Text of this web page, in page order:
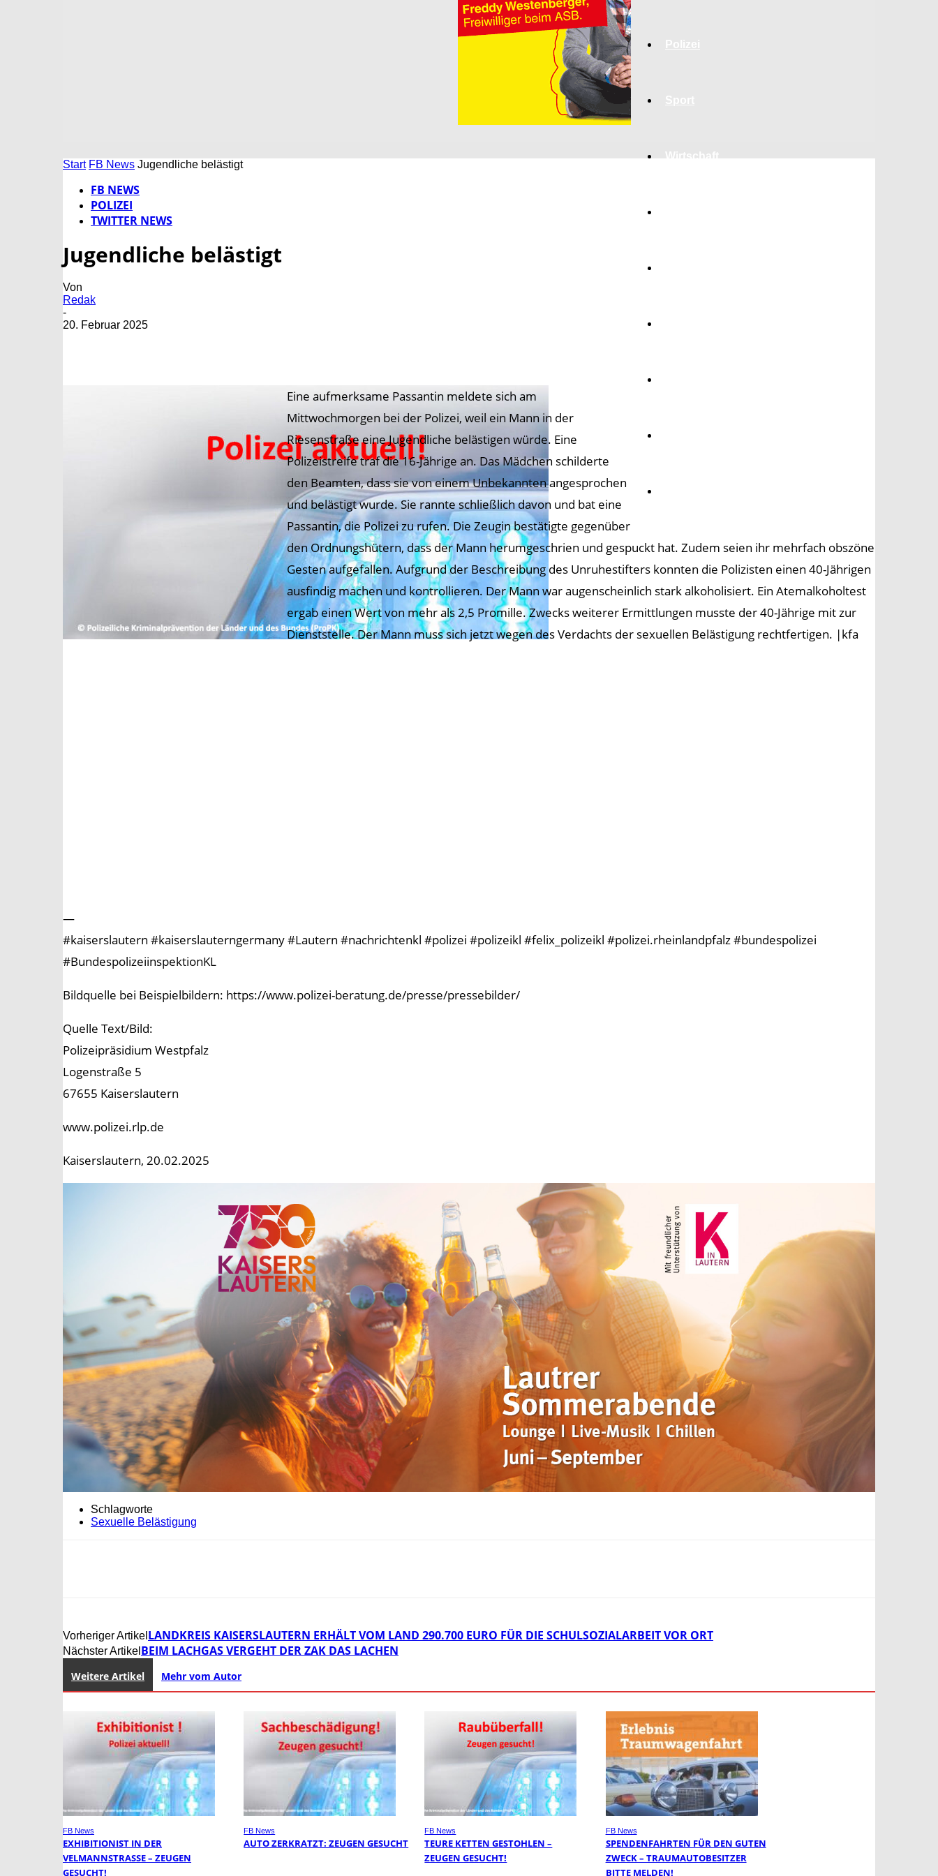
Wirtschaft
Start FB News Jugendliche belästigt
FB NEWS
POLIZEI
TWITTER NEWS
Jugendliche belästigt
Von
Redak
-
20. Februar 2025
Eine aufmerksame Passantin meldete sich am
Mittwochmorgen bei der Polizei, weil ein Mann in der
Riesenstraße eine Jugendliche belästigen würde. Eine
Polizeistreife traf die 16-Jährige an. Das Mädchen schilderte
den Beamten, dass sie von einem Unbekannten angesprochen
und belästigt wurde. Sie rannte schließlich davon und bat eine
Passantin, die Polizei zu rufen. Die Zeugin bestätigte gegenüber
den Ordnungshütern, dass der Mann herumgeschrien und gespuckt hat. Zudem seien ihr mehrfach obszöne
Gesten aufgefallen. Aufgrund der Beschreibung des Unruhestifters konnten die Polizisten einen 40-Jährigen
ausfindig machen und kontrollieren. Der Mann war augenscheinlich stark alkoholisiert. Ein Atemalkoholtest
ergab einen Wert von mehr als 2,5 Promille. Zwecks weiterer Ermittlungen musste der 40-Jährige mit zur
Dienststelle. Der Mann muss sich jetzt wegen des Verdachts der sexuellen Belästigung rechtfertigen. |kfa
—
#kaiserslautern #kaiserslauterngermany #Lautern #nachrichtenkl #polizei #polizeikl #felix_polizeikl #polizei.rheinlandpfalz #bundespolizei
#BundespolizeiinspektionKL
Bildquelle bei Beispielbildern: https://www.polizei-beratung.de/presse/pressebilder/
Quelle Text/Bild:
Polizeipräsidium Westpfalz
Logenstraße 5
67655 Kaiserslautern
www.polizei.rlp.de
Kaiserslautern, 20.02.2025
Schlagworte
Sexuelle Belästigung
Vorheriger Artikel LANDKREIS KAISERSLAUTERN ERHÄLT VOM LAND 290.700 EURO FÜR DIE SCHULSOZIALARBEIT VOR ORT
Nächster Artikel BEIM LACHGAS VERGEHT DER ZAK DAS LACHEN
Weitere Artikel Mehr vom Autor
FB News
EXHIBITIONIST IN DER
VELMANNSTRASSE – ZEUGEN G
ESUCHT!
FB News
AUTO ZERKRATZT: ZEUGEN GESUCHT
FB News
TEURE KETTEN GESTOHLEN –
ZEUGEN GESUCHT!
FB News
SPENDENFAHRTEN FÜR DEN GUTEN
ZWECK – TRAUMAUTOBESITZER
BITTE MELDEN!